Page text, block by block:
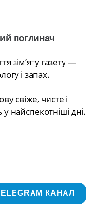
поглинач
зім’яту газету —
і запах.
свіже, чисте і
найспекотніші дні.
КАНАЛ